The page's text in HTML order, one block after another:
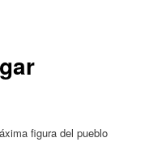
figura del pueblo